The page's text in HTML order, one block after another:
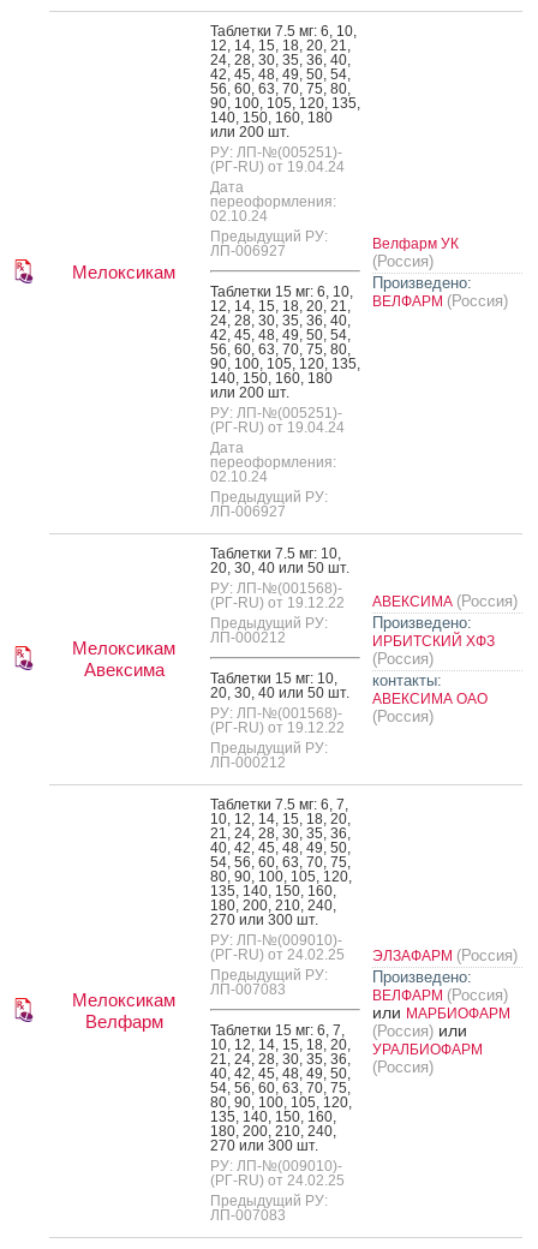
Мелоксикам
Таб­летки 7.5 мг: 6, 10,
12, 14, 15, 18, 20, 21,
24, 28, 30, 35, 36, 40,
42, 45, 48, 49, 50, 54,
56, 60, 63, 70, 75, 80,
90, 100, 105, 120, 135,
140, 150, 160, 180
или 200 шт.
РУ: ЛП-№(005251)-
(РГ-RU) от 19.04.24
Дата
переоформления:
02.10.24
Предыдущий РУ:
ЛП-006927
Таб­летки 15 мг: 6, 10,
12, 14, 15, 18, 20, 21,
24, 28, 30, 35, 36, 40,
42, 45, 48, 49, 50, 54,
56, 60, 63, 70, 75, 80,
90, 100, 105, 120, 135,
140, 150, 160, 180
или 200 шт.
РУ: ЛП-№(005251)-
(РГ-RU) от 19.04.24
Дата
переоформления:
02.10.24
Предыдущий РУ:
ЛП-006927
Велфарм УК
(Россия)
Произведено:
ВЕЛФАРМ (Россия)
Мелоксикам
Авексима
Таб­летки 7.5 мг: 10,
20, 30, 40 или 50 шт.
РУ: ЛП-№(001568)-
(РГ-RU) от 19.12.22
Предыдущий РУ:
ЛП-000212
Таб­летки 15 мг: 10,
20, 30, 40 или 50 шт.
РУ: ЛП-№(001568)-
(РГ-RU) от 19.12.22
Предыдущий РУ:
ЛП-000212
АВЕКСИМА (Россия)
Произведено:
ИРБИТСКИЙ ХФЗ
(Россия)
контакты:
АВЕКСИМА ОАО
(Россия)
Мелоксикам
Велфарм
Таб­летки 7.5 мг: 6, 7,
10, 12, 14, 15, 18, 20,
21, 24, 28, 30, 35, 36,
40, 42, 45, 48, 49, 50,
54, 56, 60, 63, 70, 75,
80, 90, 100, 105, 120,
135, 140, 150, 160,
180, 200, 210, 240,
270 или 300 шт.
РУ: ЛП-№(009010)-
(РГ-RU) от 24.02.25
Предыдущий РУ:
ЛП-007083
Таб­летки 15 мг: 6, 7,
10, 12, 14, 15, 18, 20,
21, 24, 28, 30, 35, 36,
40, 42, 45, 48, 49, 50,
54, 56, 60, 63, 70, 75,
80, 90, 100, 105, 120,
135, 140, 150, 160,
180, 200, 210, 240,
270 или 300 шт.
РУ: ЛП-№(009010)-
(РГ-RU) от 24.02.25
Предыдущий РУ:
ЛП-007083
ЭЛЗАФАРМ (Россия)
Произведено:
ВЕЛФАРМ (Россия)
или МАРБИОФАРМ
(Россия) или
УРАЛБИОФАРМ
(Россия)